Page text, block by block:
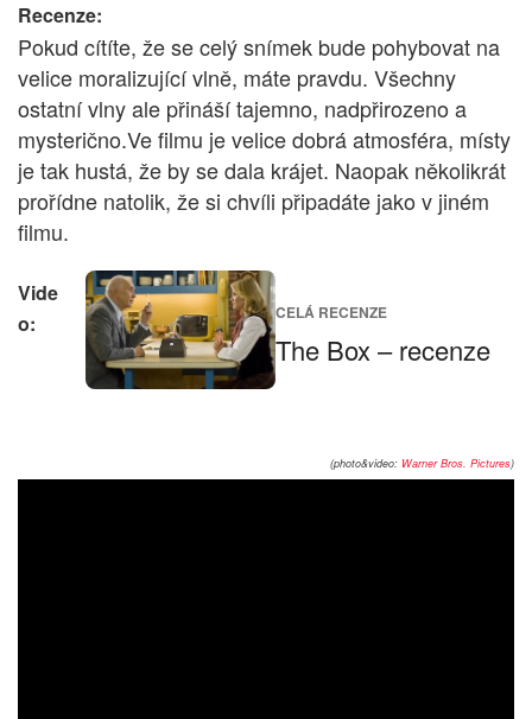
Recenze:
Pokud cítíte, že se celý snímek bude pohybovat na
velice moralizující vlně, máte pravdu. Všechny
ostatní vlny ale přináší tajemno, nadpřirozeno a
mysterično.Ve filmu je velice dobrá atmosféra, místy
je tak hustá, že by se dala krájet. Naopak několikrát
prořídne natolik, že si chvíli připadáte jako v jiném
filmu.
CELÁ RECENZE
The Box – recenze
(photo&video: Warner Bros. Pictures)
Vide
o: